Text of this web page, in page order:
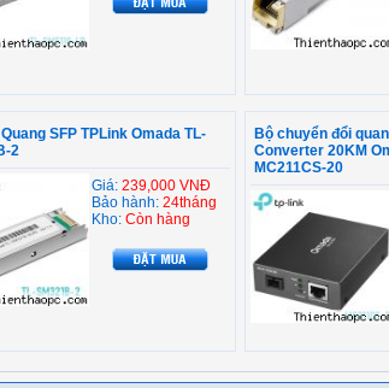
SFP TPLink Omada TL-
2
Giá: 239,000 VNĐ
Bảo hành: 24tháng
Kho: Còn hàng
Bộ chuyển đổi
Converter 20KM
MC211CS-20